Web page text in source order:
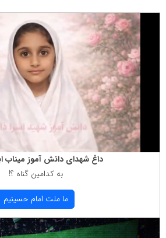
داغ شهدای دانش آموز میناب
به كدامین گناه ؟!
ما ملت امام حسینیم